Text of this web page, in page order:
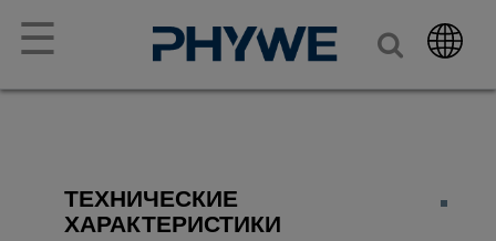
☰
ТЕХНИЧЕСКИЕ
ХАРАКТЕРИСТИКИ